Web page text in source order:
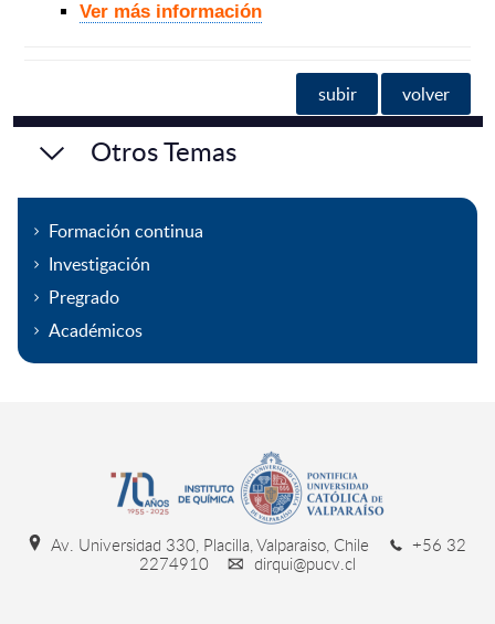
Ver más información
subir volver
Otros Temas
Formación continua
Investigación
Pregrado
Académicos
Av. Universidad 330, Placilla, Valparaiso, Chile
+56 32
2274910
dirqui@pucv.cl